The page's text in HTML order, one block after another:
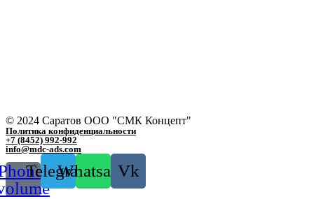
© 2024 Саратов ООО "СМК Концепт"
Политика конфиденциальности
+7 (8452) 992-992
info@mdc-ads.com
TelegramWhatsappVk